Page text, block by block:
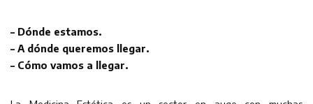
– Dónde estamos.
– A dónde queremos llegar.
– Cómo vamos a llegar.